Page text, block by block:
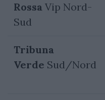
Rossa Vip Nord-
Sud
Tribuna
Verde Sud/Nord